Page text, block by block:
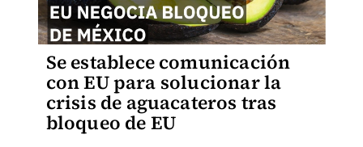
Se establece comunicación
con EU para solucionar la
crisis de aguacateros tras
bloqueo de EU